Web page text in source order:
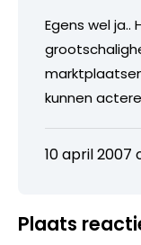
Egens wel
kunnen
10 april 2007
Plaats